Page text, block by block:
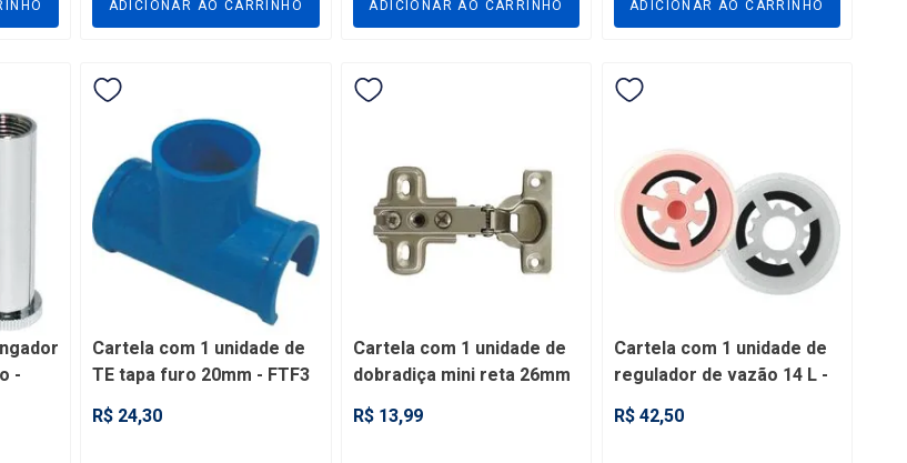
ADICIONAR AO CARRINHO ADICIONAR AO CARRINHO ADICIONAR AO CARRINHO
-
Cartela com 1 unidade de
TE tapa furo 20mm - FTF3
R$ 24,30
Cartela com 1 unidade de
dobradiça mini reta 26mm
- FDR26
R$ 13,99
Cartela com 1 unidade de
regulador de vazão 14 L -
FRV14
R$ 42,50